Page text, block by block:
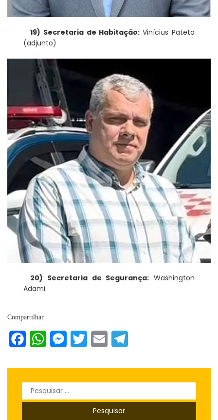
19) Secretaria de Habitação: Vinícius Pateta
(adjunto)
20) Secretaria de Segurança: Washington
Adami
Compartilhar
FacebookWhatsAppMessenger
Twitter Email
Pesquisar
por: